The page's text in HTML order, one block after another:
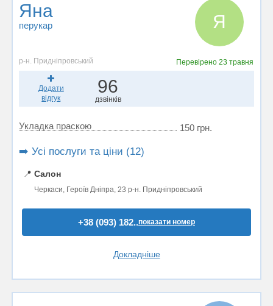
Яна
перукар Я
р-н. Придніпровський Перевірено23 травня
Додати
відгук
96
дзвінків
Укладка праскою 150 грн.
➡️ Усі послуги та ціни (12)
📍 Салон
Черкаси, Героїв Дніпра, 23 р-н. Придніпровський
+38 (093) 182..показати номер
Докладніше